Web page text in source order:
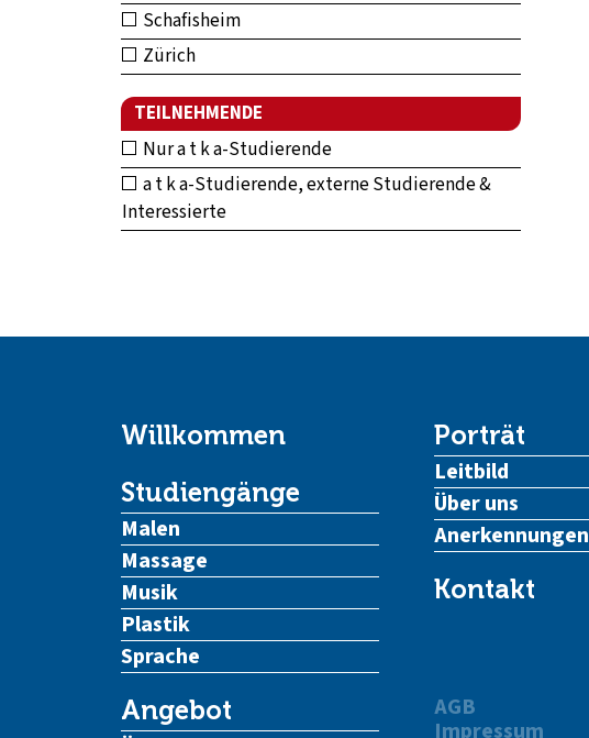
Schafisheim
Zürich
TEILNEHMENDE
Nur a t k a-Studierende
a t k a-Studierende, externe Studierende &
Interessierte
Willkommen
Studiengänge
Malen
Massage
Musik
Plastik
Sprache
Angebot
Porträt
Leitbild
Über uns
Anerkennungen
Kontakt
AGB
Impressum